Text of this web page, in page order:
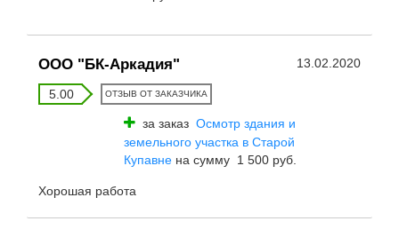
ООО "БК-Аркадия" 13.02.2020
5.00 ОТЗЫВ ОТ ЗАКАЗЧИКА
за заказ Осмотр здания и
земельного участка в Старой
Купавне на сумму 1 500 руб.
Хорошая работа